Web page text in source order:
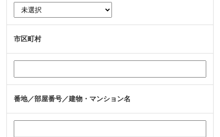
市区町村
番地／部屋番号／建物・マンション名